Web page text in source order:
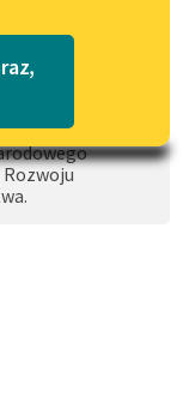
w formacie PDF
ze
4
publikacji w
w